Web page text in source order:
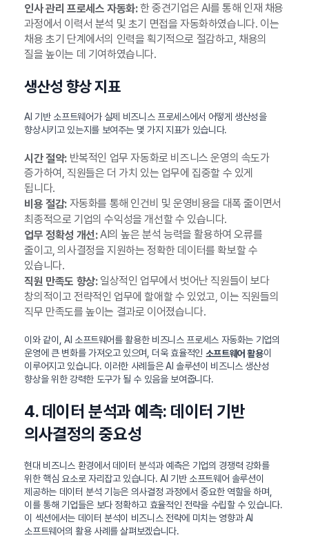
인사 관리 프로세스 자동화:한 중견기업은 AI를 통해 인재 채용
과정에서 이력서 분석 및 초기 면접을 자동화하였습니다. 이는
채용 초기 단계에서의 인력을 획기적으로 절감하고, 채용의
질을 높이는 데 기여하였습니다.
생산성 향상 지표
AI 기반 소프트웨어가 실제 비즈니스 프로세스에서 어떻게 생산성을
향상시키고 있는지를 보여주는 몇 가지 지표가 있습니다.
시간 절약:반복적인 업무 자동화로 비즈니스 운영의 속도가
증가하여, 직원들은 더 가치 있는 업무에 집중할 수 있게
됩니다.
비용 절감:자동화를 통해 인건비 및 운영비용을 대폭 줄이면서
최종적으로 기업의 수익성을 개선할 수 있습니다.
업무 정확성 개선:AI의 높은 분석 능력을 활용하여 오류를
줄이고, 의사결정을 지원하는 정확한 데이터를 확보할 수
있습니다.
직원 만족도 향상:일상적인 업무에서 벗어난 직원들이 보다
창의적이고 전략적인 업무에 할애할 수 있었고, 이는 직원들의
직무 만족도를 높이는 결과로 이어졌습니다.
이와 같이, AI 소프트웨어를 활용한 비즈니스 프로세스 자동화는 기업의
운영에 큰 변화를 가져오고 있으며, 더욱 효율적인 소프트웨어 활용이
이루어지고 있습니다. 이러한 사례들은 AI 솔루션이 비즈니스 생산성
향상을 위한 강력한 도구가 될 수 있음을 보여줍니다.
4. 데이터 분석과 예측: 데이터 기반
의사결정의 중요성
현대 비즈니스 환경에서 데이터 분석과 예측은 기업의 경쟁력 강화를
위한 핵심 요소로 자리잡고 있습니다. AI 기반 소프트웨어 솔루션이
제공하는 데이터 분석 기능은 의사결정 과정에서 중요한 역할을 하며,
이를 통해 기업들은 보다 정확하고 효율적인 전략을 수립할 수 있습니다.
이 섹션에서는 데이터 분석이 비즈니스 전략에 미치는 영향과 AI
소프트웨어의 활용 사례를 살펴보겠습니다.